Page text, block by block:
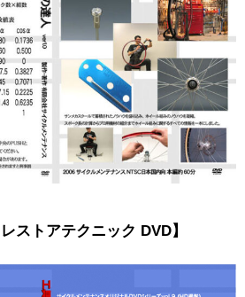
ストアテクニック DVD】